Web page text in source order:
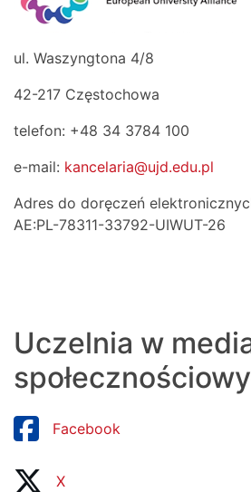
ul. Waszyngtona 4/8
42-217 Częstochowa
telefon: +48 34 3784 100
e-mail: kancelaria@ujd.edu.pl
Adres do doręczeń
AE:PL-78311-33792-UIWUT-26
Uczelnia w
Facebook
X